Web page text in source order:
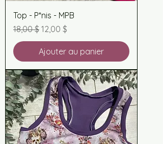
Top - P*nis - MPB
Prix original
18,00 $ Prix promotionnel
12,00 $
Ajouter au panier